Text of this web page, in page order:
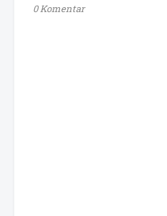
0 Komentar